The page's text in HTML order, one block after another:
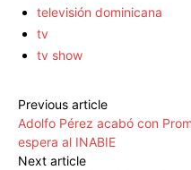
televisión dominicana
tv
tv show
Previous article
Adolfo Pérez acabó con
espera al INABIE
Next article